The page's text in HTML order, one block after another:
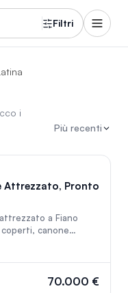
Filtri
i
Più recenti
Attrezzato, Pronto
a Fiano
coperti, canone
licenze per
70.000 €